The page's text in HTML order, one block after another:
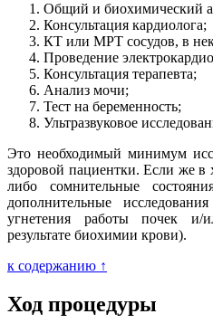
Общий и биохимический
Консультация кардиолога;
КТ или МРТ сосудов, в
Проведение
Консультация терапевта;
Анализ мочи;
Тест на беременность;
Ультразвуковое
Это необходимый минимум
здоровой пациентки. Если же в
либо сомнительные
дополнительные
угнетения работы почек
результате биохимии крови).
к содержанию ↑
Ход процедуры